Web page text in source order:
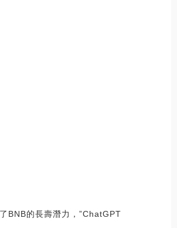
BNB的長壽潛力，”ChatGPT